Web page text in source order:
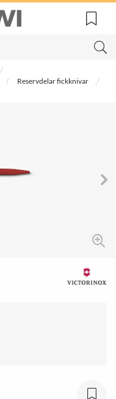
Reservdelar fickknivar